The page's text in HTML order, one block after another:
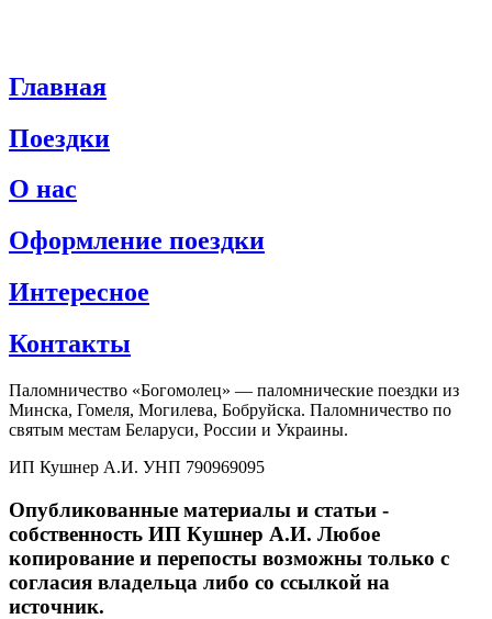
Главная
Поездки
О нас
Оформление поездки
Интересное
Контакты
Паломничество «Богомолец» — паломнические поездки из
Минска, Гомеля, Могилева, Бобруйска. Паломничество по
святым местам Беларуси, России и Украины.
ИП Кушнер А.И. УНП 790969095
Опубликованные материалы и статьи -
собственность ИП Кушнер А.И. Любое
копирование и перепосты возможны только с
согласия владельца либо со ссылкой на
источник.